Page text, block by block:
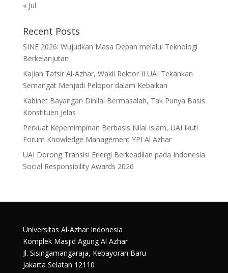
« Jul
Recent Posts
SINE 2026: Wujudkan Masa Depan melalui Teknologi
Berkelanjutan
Kajian Tafsir Al-Azhar, Wakil Rektor II UAI Tekankan
Semangat Menjadi Pelopor dalam Kebaikan
Kabinet Bayangan Dinilai Bermasalah, Tak Punya Basis
Konstituen Jelas
Perkuat Kepemimpinan Berbasis Nilai Islam, UAI Ikuti
Forum Knowledge Management YPI Al Azhar
UAI Dorong Transisi Energi Berkeadilan pada Indonesia
Social Responsibility Awards 2026
Universitas Al-Azhar Indonesia
Komplek Masjid Agung Al Azhar
Jl. Sisingamangaraja, Kebayoran Baru
Jakarta Selatan 12110